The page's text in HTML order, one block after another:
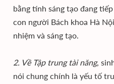
bằng tính sáng tạo đang
con người Bách khoa Hà
nhiệm và sáng tạo.
2. Về Tập trung tài năng,
nói chung chính là yếu tố